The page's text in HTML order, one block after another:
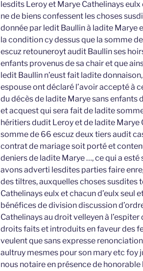
lesdits Leroy et Marye Cathelinays
ne de biens confessent les choses
donnée par ledit Baullin à ladite Marye
la condition cy dessus que la somme
escuz retouneroyt audit Baullin ses
enfants provenus de sa chair et que
ledit Baullin n’eust fait ladite
espouse ont déclaré l’avoir accepté à
du décès de ladite Marye sans enfants
et acquest qui sera fait de ladite
héritiers dudit Leroy et de ladite
somme de 66 escuz deux tiers audit
contrat de mariage soit porté et
deniers de ladite Marye …, ce qui a
avons adverti lesdites parties faire
des tiltres, auxquelles choses
Cathelinays eulx et chacun d’eulx seul
bénéfices de division discussion
Cathelinays au droit velleyen à
droits faits et introduits en faveur des
veulent que sans expresse
aultruy mesmes pour son mary etc
nous notaire en présence de